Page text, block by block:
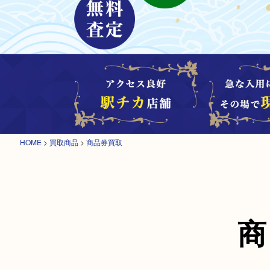
HOME > 買取商品 > 商品券買取